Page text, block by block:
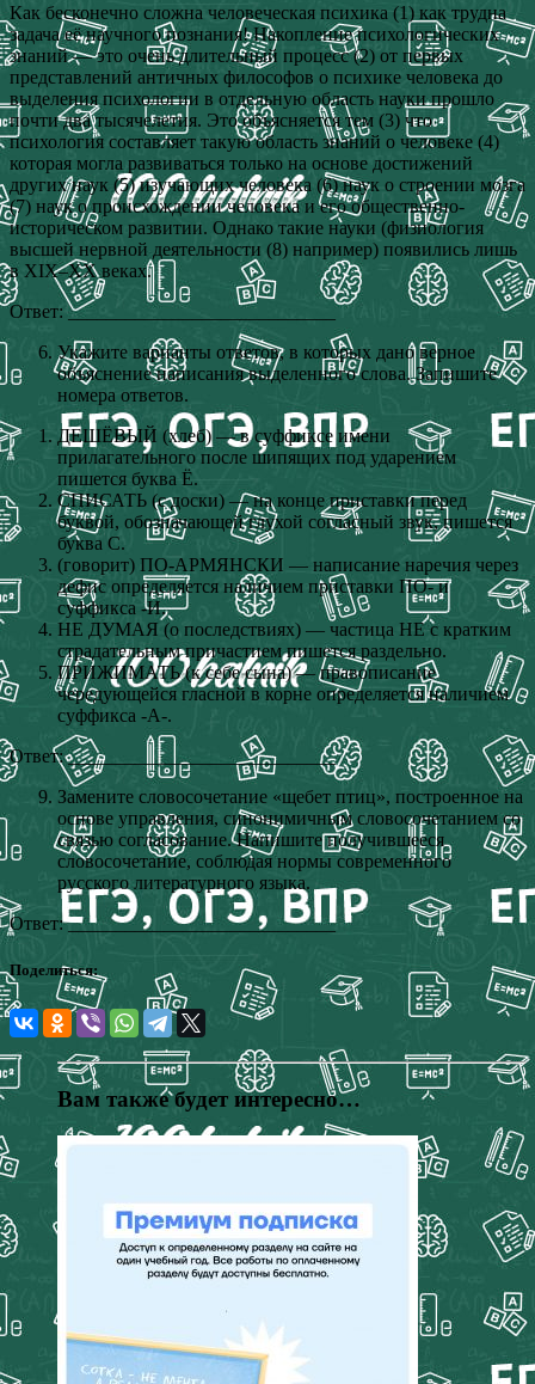
Как бесконечно сложна человеческая психика (1) как трудна
задача её научного познания! Накопление психологических
знаний — это очень длительный процесс (2) от первых
представлений античных философов о психике человека до
выделения психологии в отдельную область науки прошло
почти два тысячелетия. Это объясняется тем (3) что
психология составляет такую область знаний о человеке (4)
которая могла развиваться только на основе достижений
других наук (5) изучающих человека (6) наук о строении мозга
(7) наук о происхождении человека и его общественно-
историческом развитии. Однако такие науки (физиология
высшей нервной деятельности (8) например) появились лишь
в XIX–XX веках.
Ответ: ____________________________
Укажите варианты ответов, в которых дано верное
объяснение написания выделенного слова. Запишите
номера ответов.
ДЕШЁВЫЙ (хлеб) — в суффиксе имени
прилагательного после шипящих под ударением
пишется буква Ё.
СПИСАТЬ (с доски) — на конце приставки перед
буквой, обозначающей глухой согласный звук, пишется
буква С.
(говорит) ПО-АРМЯНСКИ — написание наречия через
дефис определяется наличием приставки ПО- и
суффикса -И.
НЕ ДУМАЯ (о последствиях) — частица НЕ с кратким
страдательным причастием пишется раздельно.
ПРИЖИМАТЬ (к себе сына) — правописание
чередующейся гласной в корне определяется наличием
суффикса -А-.
Ответ: ____________________________
Замените словосочетание «щебет птиц», построенное на
основе управления, синонимичным словосочетанием со
связью согласование. Напишите получившееся
словосочетание, соблюдая нормы современного
русского литературного языка.
Ответ: ____________________________
Поделиться:
Вам также будет интересно…